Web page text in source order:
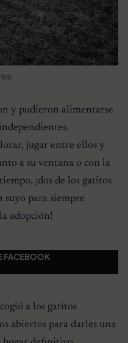
y pudieron alimentarse
jugar entre ellos y
a su ventana o con la
¡dos de los gatitos
suyo para siempre
adopción!
FACEBOOK
a los gatitos
abiertos para darles una